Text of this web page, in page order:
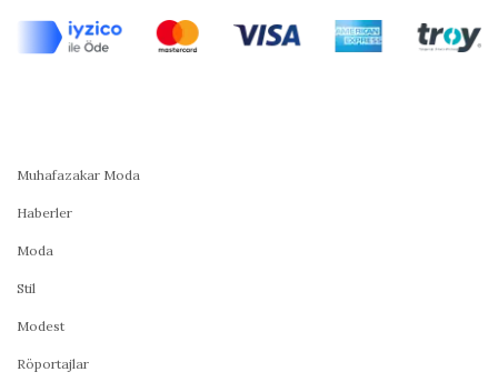
Muhafazakar Moda
Haberler
Moda
Stil
Modest
Röportajlar